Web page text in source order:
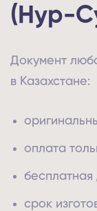
(Нур-
Документ
в Казахстане:
оплата
бесплатная
срок